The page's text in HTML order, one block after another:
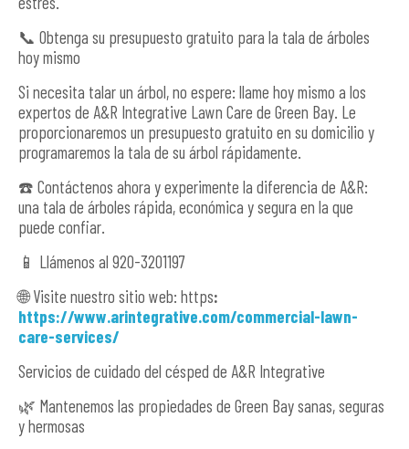
📞 Obtenga su presupuesto gratuito para la tala de árboles
hoy mismo
Si necesita talar un árbol, no espere: llame hoy mismo a los
expertos de A&R Integrative Lawn Care de Green Bay. Le
proporcionaremos un presupuesto gratuito en su domicilio y
programaremos la tala de su árbol rápidamente.
☎️ Contáctenos ahora y experimente la diferencia de A&R:
una tala de árboles rápida, económica y segura en la que
puede confiar.
📱 Llámenos al 920-3201197
🌐 Visite nuestro sitio web: https:
https://www.arintegrative.com/commercial-lawn-
care-services/
Servicios de cuidado del césped de A&R Integrative
🌿 Mantenemos las propiedades de Green Bay sanas, seguras
y hermosas